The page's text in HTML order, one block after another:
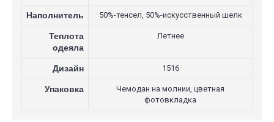
Наполнитель 50%-тенсел, 50%-искусственный шелк
Теплота
одеяла
Летнее
Дизайн 1516
Упаковка
Чемодан на молнии, цветная
фотовкладка